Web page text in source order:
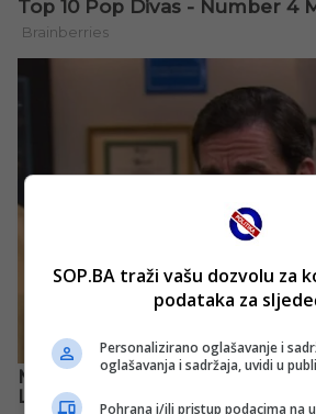
SOP.BA traži vašu dozvolu za
podataka za
Personalizirano oglašavanje i
oglašavanja i sadržaja, uvidi u
Pohrana i/ili pristup podacima na